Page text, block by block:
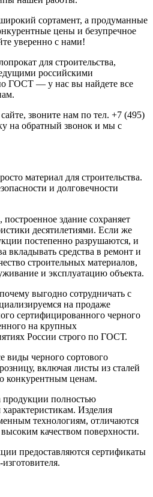
сортамент, а продуманные
цены и безупречное
уверенно с нами!
для строительства,
российскими
ГОСТ — у нас вы найдете все
звоните нам по тел. +7 (495)
на обратный звонок и мы с
материал для строительства.
и долговечности
здание сохраняет
десятилетиями. Если же
постепенно разрушаются, и
вкладывать средства в ремонт и
строительных материалов,
и эксплуатацию объекта.
выгодно сотрудничать с
на продаже
сертифицированного черного
на крупных
России строго по ГОСТ.
виды черного сортового
включая листы из сталей
ценам.
продукции полностью
Изделия
технологиям, отличаются
качеством поверхности.
предоставляются сертификаты